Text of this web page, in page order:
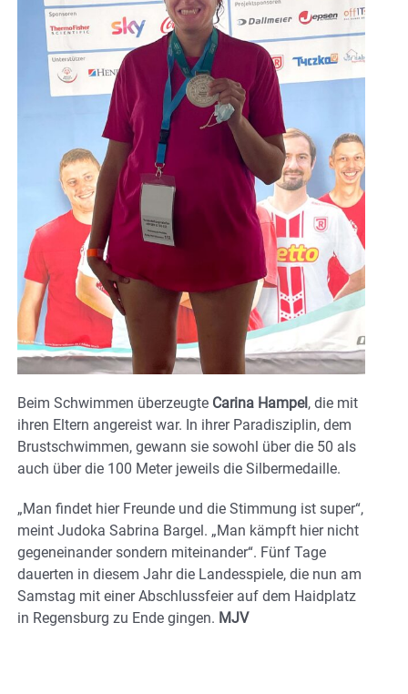
Beim Schwimmen überzeugte Carina Hampel, die mit
ihren Eltern angereist war. In ihrer Paradisziplin, dem
Brustschwimmen, gewann sie sowohl über die 50 als
auch über die 100 Meter jeweils die Silbermedaille.
„Man findet hier Freunde und die Stimmung ist super“,
meint Judoka Sabrina Bargel. „Man kämpft hier nicht
gegeneinander sondern miteinander“. Fünf Tage
dauerten in diesem Jahr die Landesspiele, die nun am
Samstag mit einer Abschlussfeier auf dem Haidplatz
in Regensburg zu Ende gingen. MJV